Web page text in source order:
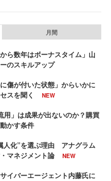
月間
ら数年はボーナスタイム」山
のスキルアップ
傷が付いた状態」からいかに
スを聞く
NEW
用」は成果が出ないのか？購買
かす条件
人化”を選ぶ理由 アナグラム
マネジメント論
NEW
イバーエージェント内藤氏に